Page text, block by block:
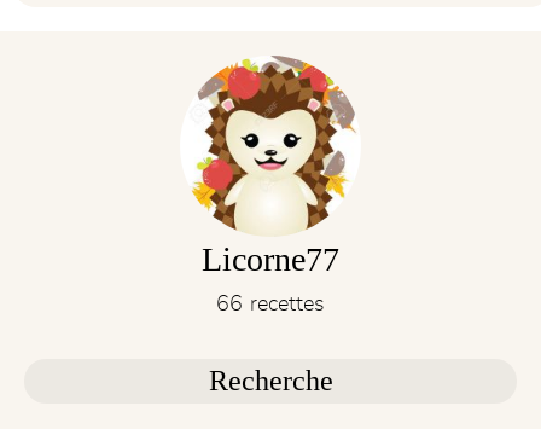
Licorne77
66 recettes
Recherche